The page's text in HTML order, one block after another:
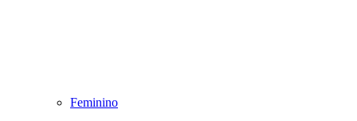
Feminino